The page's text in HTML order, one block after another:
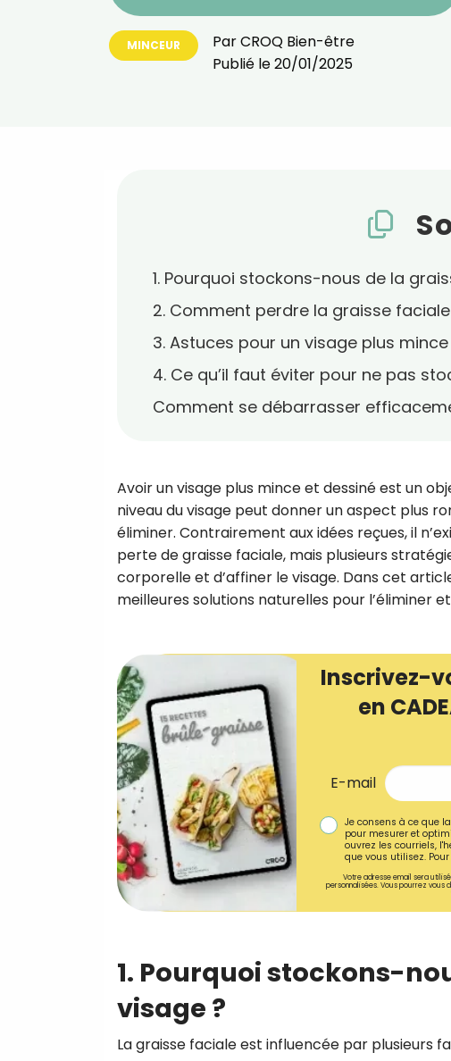
MINCEUR ParCROQ Bien-être
Publié le20/01/2025
1. Pourquoi stockons-nous de la
2. Comment perdre la graisse
3. Astuces pour un visage plus
4. Ce qu’il faut éviter pour ne pas
Comment se débarrasser
Avoir un visage plus mince et dessiné est un
niveau du visage peut donner un aspect plus
éliminer. Contrairement aux idées reçues, il
perte de graisse faciale, mais plusieurs
corporelle et d’affiner le visage. Dans cet
meilleures solutions naturelles pour l’éliminer
Inscrivez-
en
E-mail
Je consens à ce que
pour mesurer et
ouvrez les courriels,
que vous utilisez.
Votre adresse email sera
personnalisées. Vous pourrez vous
1. Pourquoi stockons-
visage ?
La graisse faciale est influencée par plusieurs